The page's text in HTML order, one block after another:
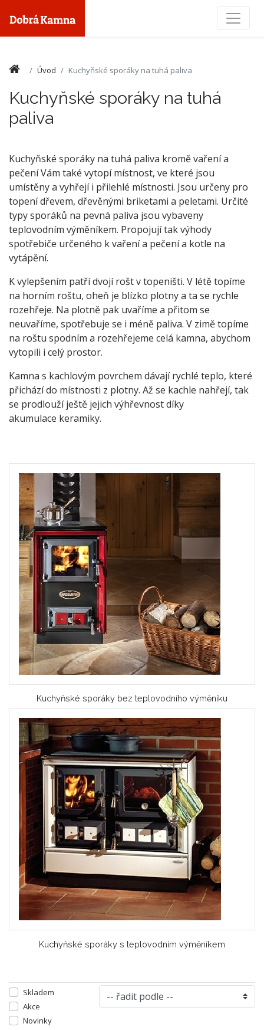
Úvod Kuchyňské sporáky na tuhá paliva
Kuchyňské sporáky na tuhá
paliva
Kuchyňské sporáky na tuhá paliva kromě vaření a
pečení Vám také vytopí místnost, ve které jsou
umístěny a vyhřejí i přilehlé místnosti. Jsou určeny pro
topení dřevem, dřevěnými briketami a peletami. Určité
typy sporáků na pevná paliva jsou vybaveny
teplovodním výměníkem. Propojují tak výhody
spotřebiče určeného k vaření a pečení a kotle na
vytápění.
K vylepšením patří dvojí rošt v topeništi. V létě topíme
na horním roštu, oheň je blízko plotny a ta se rychle
rozehřeje. Na plotně pak uvaříme a přitom se
neuvaříme, spotřebuje se i méně paliva. V zimě topíme
na roštu spodním a rozehřejeme celá kamna, abychom
vytopili i celý prostor.
Kamna s kachlovým povrchem dávají rychlé teplo, které
přichází do místnosti z plotny. Až se kachle nahřejí, tak
se prodlouží ještě jejich výhřevnost díky
akumulace keramiky.
Kuchyňské sporáky bez teplovodního výměníku
Kuchyňské sporáky s teplovodním výměníkem
Skladem
Akce
Novinky